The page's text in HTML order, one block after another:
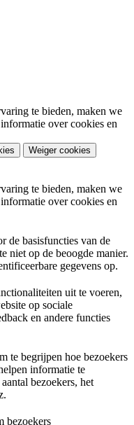
te bieden, maken we
over cookies en
Weiger cookies
te bieden, maken we
over cookies en
de basisfuncties van de
niet op de beoogde manier.
gegevens op.
uit te voeren,
op sociale
en andere functies
te begrijpen hoe bezoekers
informatie te
bezoekers, het
bezoekers